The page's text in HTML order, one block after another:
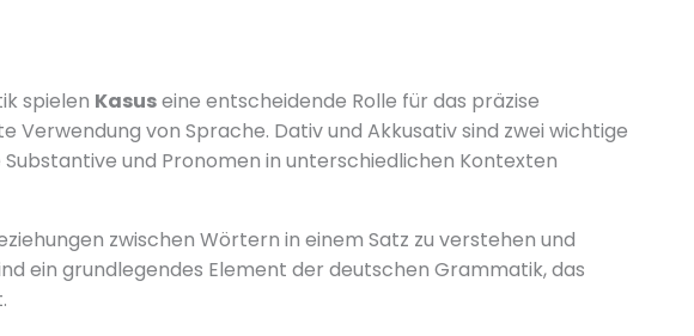
spielen Kasuseine entscheidende Rolle für das präzise
Verwendung von Sprache. Dativ und Akkusativ sind zwei wichtige
und Pronomen in unterschiedlichen Kontexten
zwischen Wörtern in einem Satz zu verstehen und
ein grundlegendes Element der deutschen Grammatik, das